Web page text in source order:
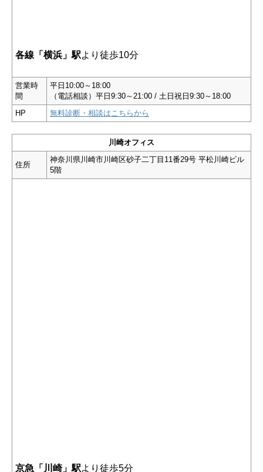
各線「横浜」駅より徒歩10分
営業時
間
平日10:00～18:00
（電話相談）平日9:30～21:00 / 土日祝日9:30～18:00
HP
無料診断・相談はこちらから
川崎オフィス
住所
神奈川県川崎市川崎区砂子二丁目11番29号 平松川崎ビル
5階
京急「川崎」駅より徒歩5分